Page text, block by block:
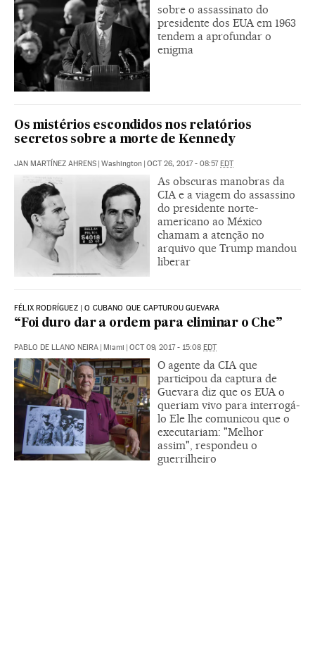
sobre o assassinato do
presidente dos EUA em 1963
tendem a aprofundar o
enigma
Os mistérios escondidos nos relatórios
secretos sobre a morte de Kennedy
JAN MARTÍNEZ AHRENS | Washington | OCT 26, 2017 - 08:57EDT
As obscuras manobras da
CIA e a viagem do assassino
do presidente norte-
americano ao México
chamam a atenção no
arquivo que Trump mandou
liberar
FÉLIX RODRÍGUEZ | O CUBANO QUE CAPTUROU GUEVARA
“Foi duro dar a ordem para eliminar o Che”
PABLO DE LLANO NEIRA | Miami | OCT 09, 2017 - 15:08 EDT
O agente da CIA que
participou da captura de
Guevara diz que os EUA o
queriam vivo para interrogá-
lo Ele lhe comunicou que o
executariam: "Melhor
assim", respondeu o
guerrilheiro